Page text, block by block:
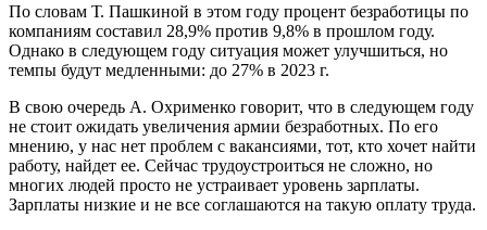
По словам Т. Пашкиной в этом году процент безработицы по
компаниям составил 28,9% против 9,8% в прошлом году.
Однако в следующем году ситуация может улучшиться, но
темпы будут медленными: до 27% в 2023 г.
В свою очередь А. Охрименко говорит, что в следующем году
не стоит ожидать увеличения армии безработных. По его
мнению, у нас нет проблем с вакансиями, тот, кто хочет найти
работу, найдет ее. Сейчас трудоустроиться не сложно, но
многих людей просто не устраивает уровень зарплаты.
Зарплаты низкие и не все соглашаются на такую оплату труда.